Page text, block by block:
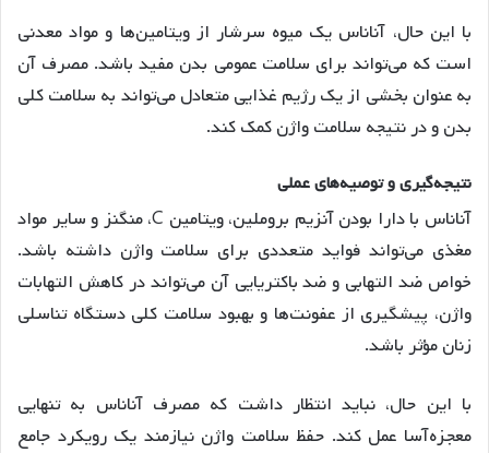
با این حال، آناناس یک میوه سرشار از ویتامین‌ها و مواد معدنی
است که می‌تواند برای سلامت عمومی بدن مفید باشد. مصرف آن
به عنوان بخشی از یک رژیم غذایی متعادل می‌تواند به سلامت کلی
بدن و در نتیجه سلامت واژن کمک کند.
نتیجهگیریوتوصیههایعملی
آناناس با دارا بودن آنزیم بروملین، ویتامین C، منگنز و سایر مواد
مغذی می‌تواند فواید متعددی برای سلامت واژن داشته باشد.
خواص ضد التهابی و ضد باکتریایی آن می‌تواند در کاهش التهابات
واژن، پیشگیری از عفونت‌ها و بهبود سلامت کلی دستگاه تناسلی
زنان مؤثر باشد.
با این حال، نباید انتظار داشت که مصرف آناناس به تنهایی
معجزه‌آسا عمل کند. حفظ سلامت واژن نیازمند یک رویکرد جامع